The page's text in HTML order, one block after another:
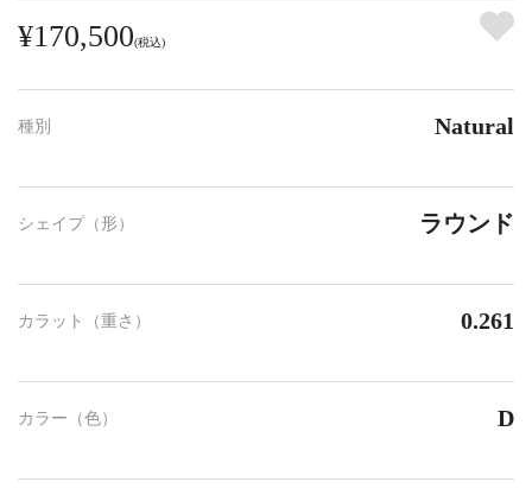
¥170,500(税込)
種別 Natural
シェイプ（形） ラウンド
カラット（重さ） 0.261
カラー（色） D